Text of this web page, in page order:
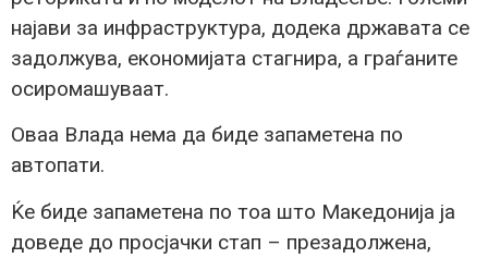
најави за инфраструктура, додека државата се
задолжува, економијата стагнира, а граѓаните
осиромашуваат.
Оваа Влада нема да биде запаметена по
автопати.
Ќе биде запаметена по тоа што Македонија ја
доведе до просјачки стап – презадолжена,